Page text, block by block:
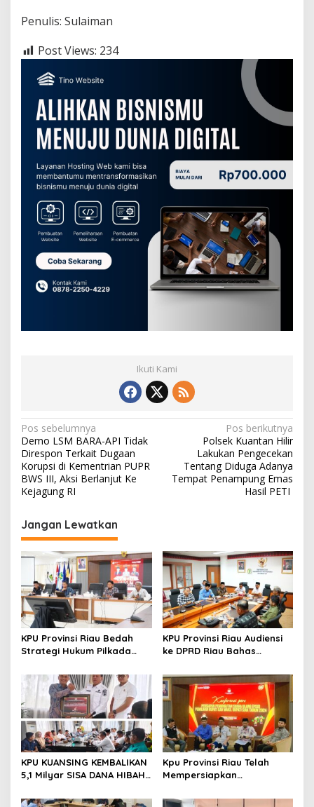
Penulis: Sulaiman
Post Views: 234
Ikuti Kami
N
a
v
i
a
s
p
o
s
Pos sebelumnya
Demo LSM BARA-API Tidak
Direspon Terkait Dugaan
Korupsi di Kementrian PUPR
BWS III, Aksi Berlanjut Ke
Kejagung RI
Pos berikutnya
Polsek Kuantan Hilir
Lakukan Pengecekan
Tentang Diduga Adanya
Tempat Penampung Emas
Hasil PETI
Jangan Lewatkan
KPU Provinsi Riau Bedah
Strategi Hukum Pilkada
VII, Kaji Ulang Sengketa
Pilkada Rokan Hilir 2024
KPU Provinsi Riau Audiensi
ke DPRD Riau Bahas
dan Alokasi Kursi
KPU KUANSING KEMBALIKAN
5,1 Milyar SISA DANA HIBAH
Kpu Provinsi Riau Telah
Mempersiapkan
Pemilihan (PSU) Pemilihan